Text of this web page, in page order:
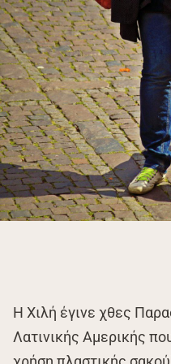
Η Χιλή έγινε χθες
Λατινικής Αμερικής